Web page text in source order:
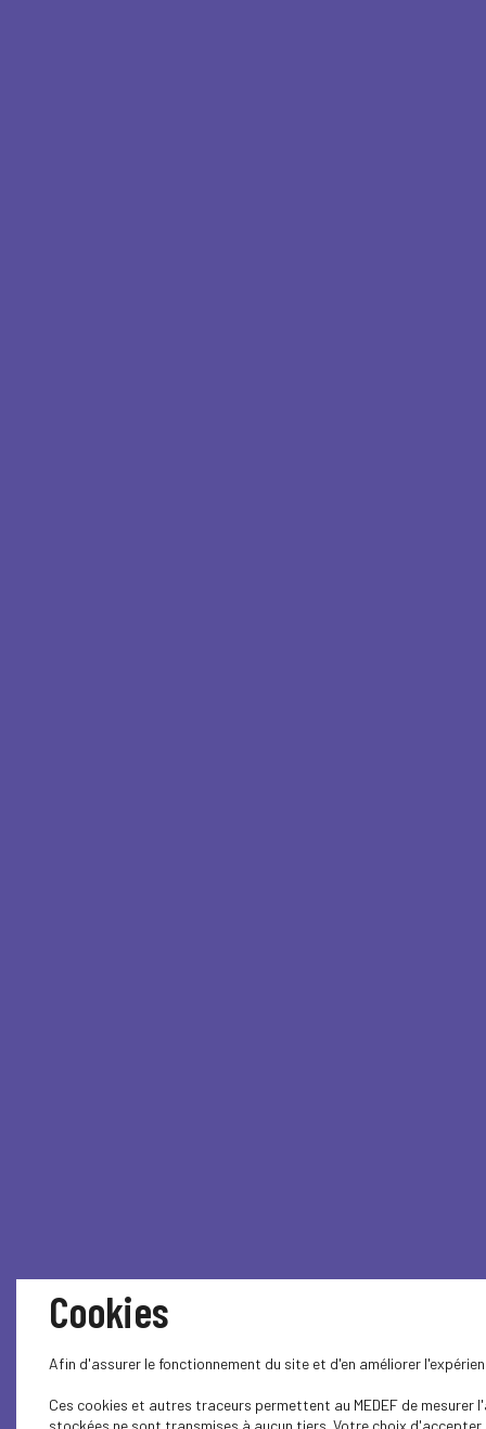
Cookies
Afin d'assurer le fonctionnement du site et d'en améliorer
Ces cookies et autres traceurs permettent au MEDEF de
stockées ne sont transmises à aucun tiers. Votre choix